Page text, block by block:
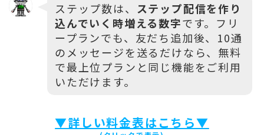
ステップ数は、 ステップ配信を作り
込んでいく時増える数字です。フリ
ープランでも、友だち追加後、10通
のメッセージを送るだけなら、無料
で最上位プランと同じ機能をご利用
いただけます。
▼詳しい料金表はこちら▼